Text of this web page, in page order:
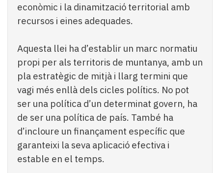
econòmic i la dinamització territorial amb
recursos i eines adequades.
Aquesta llei ha d’establir un marc normatiu
propi per als territoris de muntanya, amb un
pla estratègic de mitjà i llarg termini que
vagi més enllà dels cicles polítics. No pot
ser una política d’un determinat govern, ha
de ser una política de país. També ha
d’incloure un finançament específic que
garanteixi la seva aplicació efectiva i
estable en el temps.